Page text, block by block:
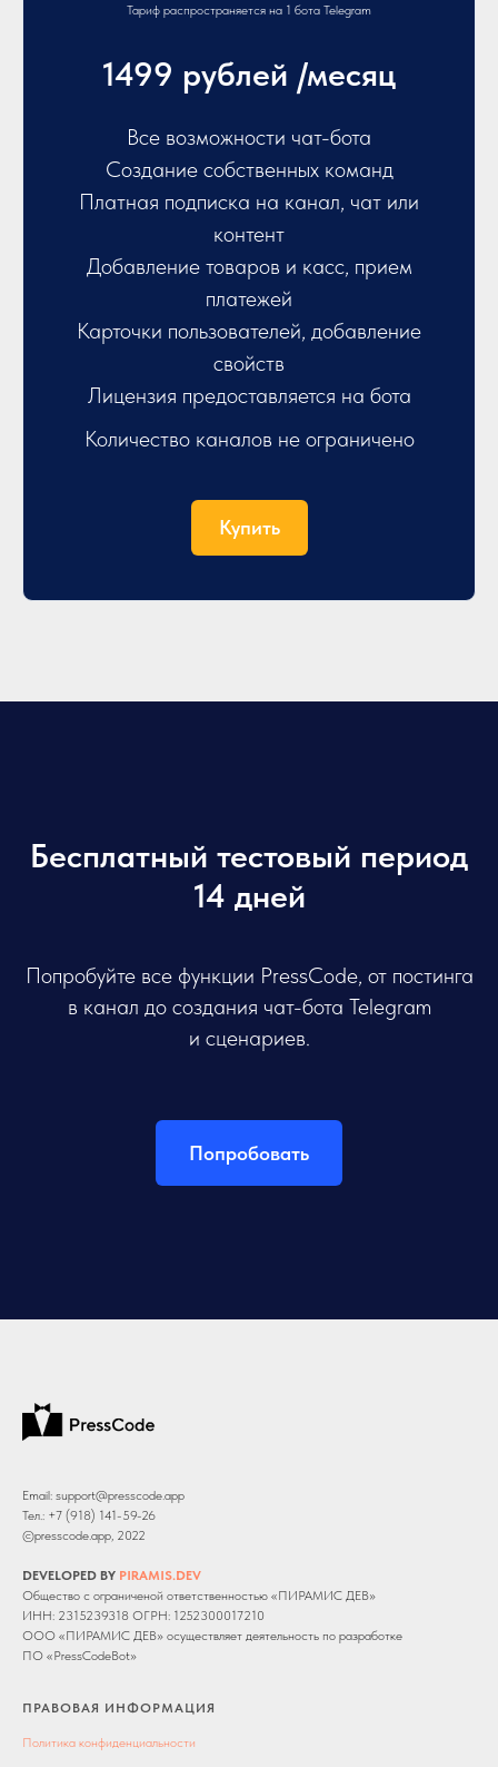
Тариф распространяется на 1 бота Telegram
1499 рублей /месяц
Все возможности чат-бота
Создание собственных команд
Платная подписка на канал, чат или
контент
Добавление товаров и касс, прием
платежей
Карточки пользователей, добавление
свойств
Лицензия предоставляется на бота
Количество каналов не ограничено
Купить
Бесплатный тестовый период
14 дней
Попробуйте все функции PressCode, от постинга
в канал до создания чат-бота Telegram
и сценариев.
Попробовать
Email: support@presscode.app
Тел.: +7 (918) 141-59-26
©presscode.app, 2022
DEVELOPED BY PIRAMIS.DEV
Общество с ограниченой ответственностью «ПИРАМИС ДЕВ»
ИНН: 2315239318 ОГРН: 1252300017210
ООО «ПИРАМИС ДЕВ» осуществляет деятельность по разработке
ПО «PressCodeBot»
ПРАВОВАЯ ИНФОРМАЦИЯ
Политика конфиденциальности